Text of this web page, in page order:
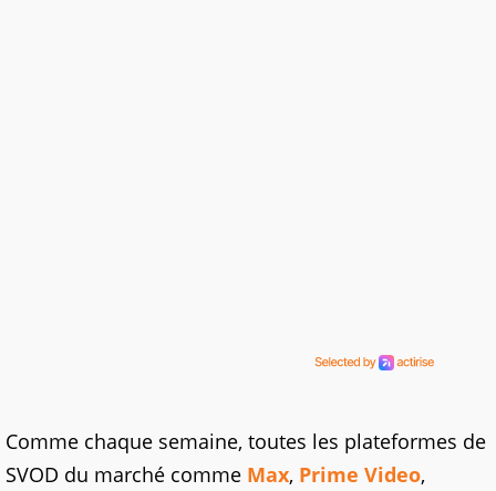
Comme chaque semaine, toutes les plateformes de
SVOD du marché comme Max, Prime Video,